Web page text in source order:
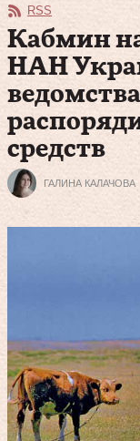
RSS
Кабмин
НАН
средств
ГАЛИНА КАЛАЧОВА